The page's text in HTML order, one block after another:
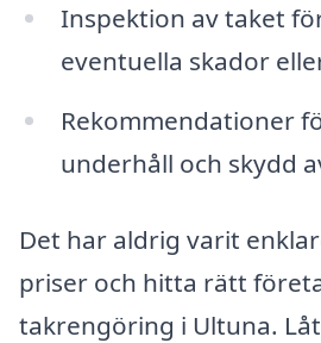
Inspektion av taket
eventuella skador
Rekommendationer
underhåll och skydd
Det har aldrig varit
priser och hitta rätt
takrengöring i Ultuna.